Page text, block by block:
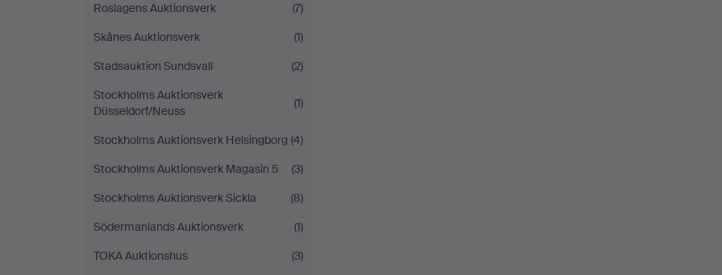
Roslagens Auktionsverk
(7)
Skånes Auktionsverk
(1)
Stadsauktion Sundsvall
(2)
Stockholms Auktionsverk
Düsseldorf/Neuss
(1)
Stockholms Auktionsverk Helsingborg (4)
Stockholms Auktionsverk Magasin 5
(3)
Stockholms Auktionsverk Sickla
(8)
Södermanlands Auktionsverk
(1)
TOKA Auktionshus
(3)